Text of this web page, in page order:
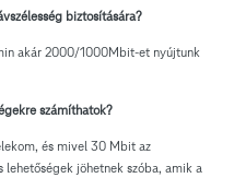
biztosítására?
akár 2000/1000Mbit-et nyújtunk
számíthatok?
és mivel 30 Mbit az
jöhetnek szóba, amik a